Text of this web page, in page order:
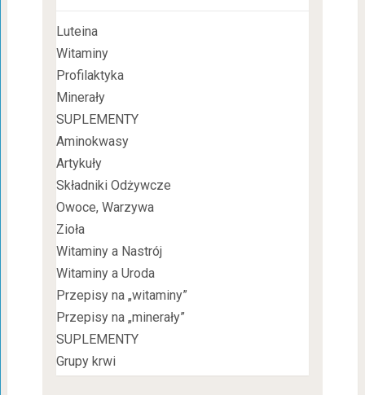
Luteina
Witaminy
Profilaktyka
Minerały
SUPLEMENTY
Aminokwasy
Artykuły
Składniki Odżywcze
Owoce, Warzywa
Zioła
Witaminy a Nastrój
Witaminy a Uroda
Przepisy na „witaminy”
Przepisy na „minerały”
SUPLEMENTY
Grupy krwi